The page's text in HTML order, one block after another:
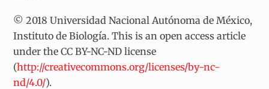
© 2018 Universidad Nacional Autónoma de México,
Instituto de Biología. This is an open access article
under the CC BY-NC-ND license
(http://creativecommons.org/licenses/by-nc-
nd/4.0/).